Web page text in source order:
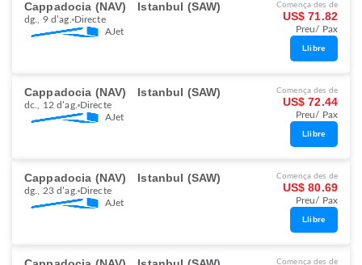
Cappadocia (NAV) Istanbul (SAW)
dg., 9 d’ag. Directe
AJet
Comença des de
US$ 71.82
Preu/ Pax
Llibre
Cappadocia (NAV) Istanbul (SAW)
dc., 12 d’ag. Directe
AJet
Comença des de
US$ 72.44
Preu/ Pax
Llibre
Cappadocia (NAV) Istanbul (SAW)
dg., 23 d’ag. Directe
AJet
Comença des de
US$ 80.69
Preu/ Pax
Llibre
Comença des de